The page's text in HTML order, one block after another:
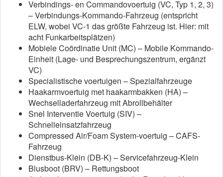
Verbindings- en Commandovoertuig (VC, Typ 1, 2, 3)
– Verbindungs-Kommando-Fahrzeug (entspricht
ELW, wobei VC-1 das größte Fahrzeug ist. Hier: mit
acht Funkarbeitsplätzen)
Mobiele Coördinatie Unit (MC) – Mobile Kommando-
Einheit (Lage- und Besprechungszentrum, ergänzt
VC)
Specialistische voertuigen – Spezialfahrzeuge
Haakarmvoertuig met haakarmbakken (HA) –
Wechselladerfahrzeug mit Abrollbehälter
Snel Interventie Voertuig (SIV) –
Schnelleinsatzfahrzeug
Compressed Air/Foam System-voertuig – CAFS-
Fahrzeug
Dienstbus-Klein (DB-K) – Servicefahrzeug-Klein
Blusboot (BRV) – Rettungsboot